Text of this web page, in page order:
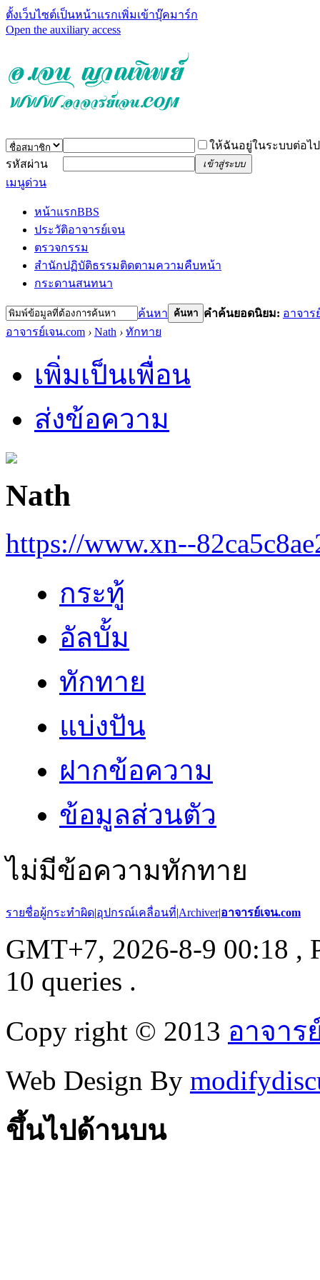
ตั้งเว็บไซต์เป็นหน้าแรกเพิ่มเข้าบุ๊คมาร์ก
Open the auxiliary access
ให้ฉันอยู่ในระบบต่อไป
รหัสผ่าน
เข้าสู่ระบบ
เมนูด่วน
หน้าแรกBBS
ประวัติอาจารย์เจน
ตรวจกรรม
สำนักปฏิบัติธรรมติดตามความคืบหน้า
กระดานสนทนา
ค้นหา ค้นหา คำค้นยอดนิยม: อาจาร
อาจารย์เจน.com › Nath › ทักทาย
เพิ่มเป็นเพื่อน
ส่งข้อความ
Nath
https://www.xn--
กระทู้
อัลบั้ม
ทักทาย
แบ่งปัน
ฝากข้อความ
ข้อมูลส่วนตัว
ไม่มีข้อความทักทาย
รายชื่อผู้กระทำผิด|อุปกรณ์เคลื่อนที่|Archiver|อาจารย์เจน.com
GMT+7, 2026-8-9 00:18 ,
10 queries .
Copy right © 2013 อาจาร
Web Design By
ขึ้นไปด้านบน